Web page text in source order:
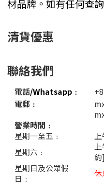
材品牌。如有任何查
清貨優惠
聯絡我們
電話/Whatsapp ﹕
電郵﹕
營業時間﹕
星期一至五﹕
星期六﹕
上
約]
星期日及公眾假
日﹕
休